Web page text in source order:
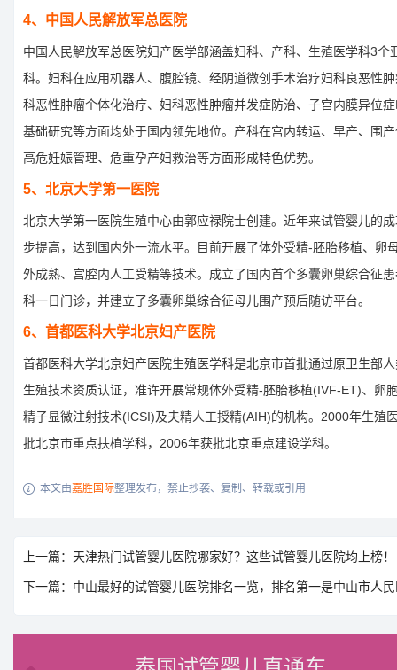
4、中国人民解放军总医院
中国人民解放军总医院妇产医学部涵盖妇科、产科、生殖医学科3个
科。妇科在应用机器人、腹腔镜、经阴道微创手术治疗妇科良恶性
科恶性肿瘤个体化治疗、妇科恶性肿瘤并发症防治、子宫内膜异位
基础研究等方面均处于国内领先地位。产科在宫内转运、早产、围
高危妊娠管理、危重孕产妇救治等方面形成特色优势。
5、北京大学第一医院
北京大学第一医院生殖中心由郭应禄院士创建。近年来试管婴儿的
步提高，达到国内外一流水平。目前开展了体外受精-胚胎移植、卵
外成熟、宫腔内人工受精等技术。成立了国内首个多囊卵巢综合征
科一日门诊，并建立了多囊卵巢综合征母儿围产预后随访平台。
6、首都医科大学北京妇产医院
首都医科大学北京妇产医院生殖医学科是北京市首批通过原卫生部
生殖技术资质认证，准许开展常规体外受精-胚胎移植(IVF-ET)、卵
精子显微注射技术(ICSI)及夫精人工授精(AIH)的机构。2000年生殖
批北京市重点扶植学科，2006年获批北京重点建设学科。
 本文由嘉胜国际整理发布，禁止抄袭、复制、转载或引用
上一篇：天津热门试管婴儿医院哪家好？这些试管婴儿医院均上榜！
下一篇：中山最好的试管婴儿医院排名一览，排名第一是中山市人